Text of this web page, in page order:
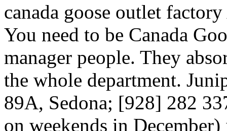
canada goose outlet
You need to be Canada
manager people. They
the whole department.
89A, Sedona; [928] 282
on weekends in